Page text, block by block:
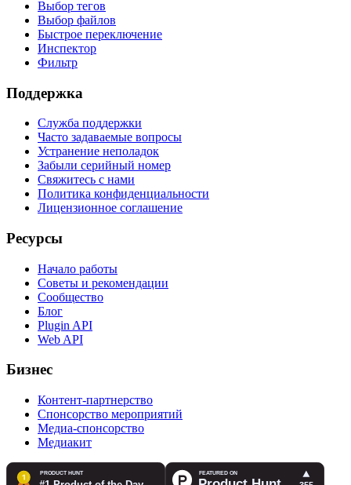
Выбор тегов
Выбор файлов
Быстрое переключение
Инспектор
Фильтр
Поддержка
Служба поддержки
Часто задаваемые вопросы
Устранение неполадок
Забыли серийный номер
Свяжитесь с нами
Политика конфиденциальности
Лицензионное соглашение
Ресурсы
Начало работы
Советы и рекомендации
Сообщество
Блог
Plugin API
Web API
Бизнес
Контент-партнерство
Спонсорство мероприятий
Медиа-спонсорство
Медиакит